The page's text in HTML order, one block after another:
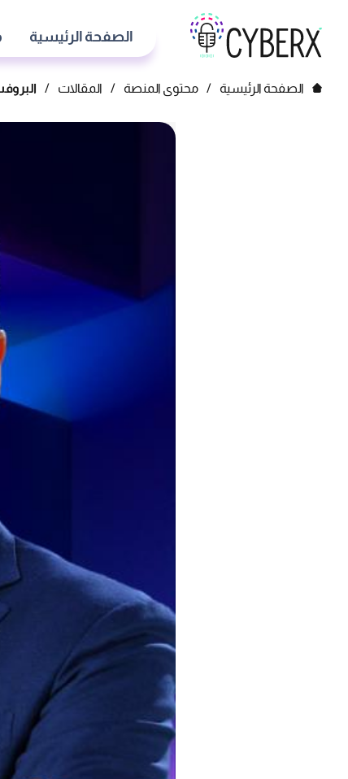
الصفحة الرئيسية
الصفحة الرئيسية / محتوى المنصة / المقالات /